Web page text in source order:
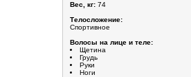
Вес, кг: 74
Телосложение:
Спортивное
Волосы на лице и теле:
Щетина
Грудь
Руки
Ноги